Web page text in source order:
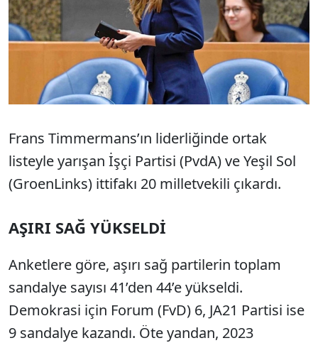
Frans Timmermans’ın liderliğinde ortak
listeyle yarışan İşçi Partisi (PvdA) ve Yeşil Sol
(GroenLinks) ittifakı 20 milletvekili çıkardı.
AŞIRI SAĞ YÜKSELDİ
Anketlere göre, aşırı sağ partilerin toplam
sandalye sayısı 41’den 44’e yükseldi.
Demokrasi için Forum (FvD) 6, JA21 Partisi ise
9 sandalye kazandı. Öte yandan, 2023